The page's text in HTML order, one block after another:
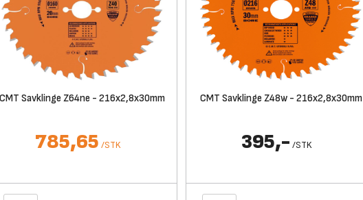
CMT Savklinge Z64ne - 216x2,8x30mm
785,65 /STK
CMT Savklinge Z48w - 216x2,8x30mm
395,- /STK